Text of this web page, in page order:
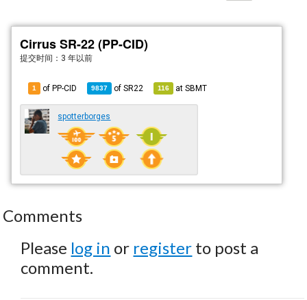
Cirrus SR-22 (PP-CID)
提交时间： 3 年以前
1 of PP-CID 9837 ofSR22 116 atSBMT
spotterborges
Comments
Please log in or register to post a
comment.